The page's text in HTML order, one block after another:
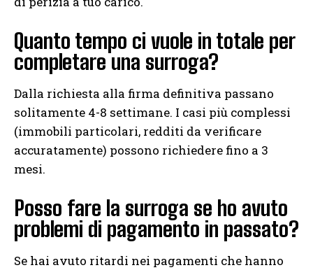
Quanto tempo ci vuole in totale per
completare una surroga?
Dalla richiesta alla firma definitiva passano
solitamente 4-8 settimane. I casi più complessi
(immobili particolari, redditi da verificare
accuratamente) possono richiedere fino a 3
mesi.
Posso fare la surroga se ho avuto
problemi di pagamento in passato?
Se hai avuto ritardi nei pagamenti che hanno